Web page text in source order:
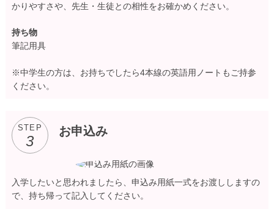
かりやすさや、先生・生徒との相性をお確かめください。
持ち物
筆記用具
※中学生の方は、お持ちでしたら4本線の英語用ノートもご持参
ください。
STEP
3
お申込み
入学したいと思われましたら、申込み用紙一式をお渡ししますの
で、持ち帰って記入してください。